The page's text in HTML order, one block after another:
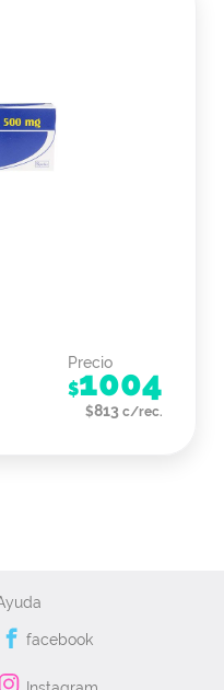
Precio
$1004
$813 c/rec.
facebook